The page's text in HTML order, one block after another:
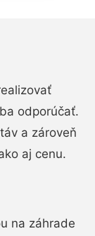
odporúčať.
a zároveň
aj cenu.
na záhrade